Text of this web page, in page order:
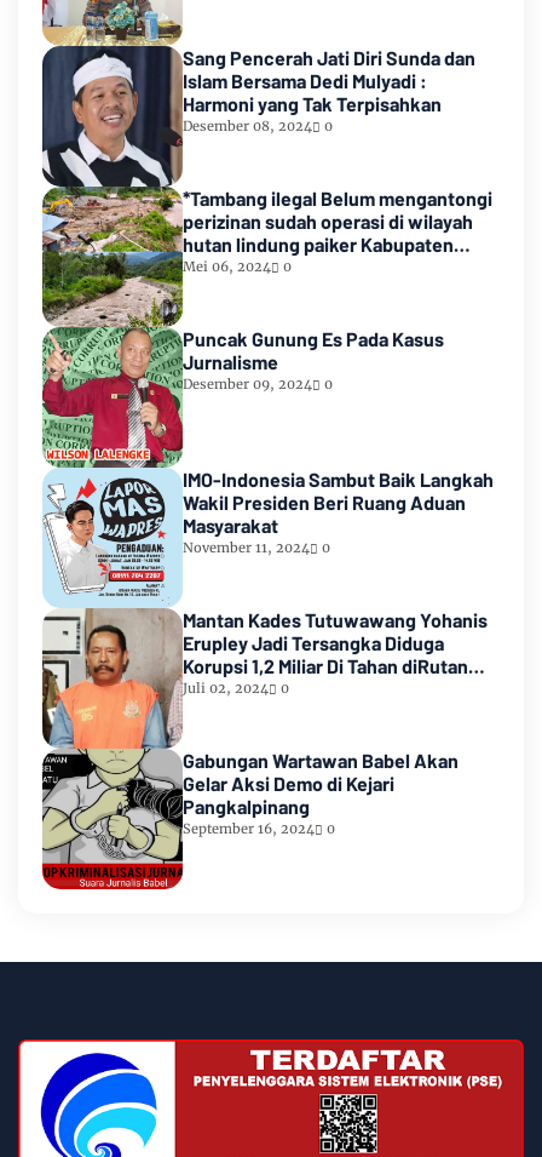
Sang Pencerah Jati Diri Sunda dan
Islam Bersama Dedi Mulyadi :
Harmoni yang Tak Terpisahkan
Desember 08, 2024 0
*Tambang ilegal Belum mengantongi
perizinan sudah operasi di wilayah
hutan lindung paiker Kabupaten
Empat lawang Sumsel*
Mei 06, 2024 0
Puncak Gunung Es Pada Kasus
Jurnalisme
Desember 09, 2024 0
IMO-Indonesia Sambut Baik Langkah
Wakil Presiden Beri Ruang Aduan
Masyarakat
November 11, 2024 0
Mantan Kades Tutuwawang Yohanis
Erupley Jadi Tersangka Diduga
Korupsi 1,2 Miliar Di Tahan diRutan
Waiheru
Juli 02, 2024 0
Gabungan Wartawan Babel Akan
Gelar Aksi Demo di Kejari
Pangkalpinang
September 16, 2024 0